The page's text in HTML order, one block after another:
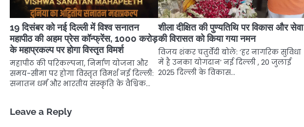
19 दिसंबर को नई दिल्ली में विश्व सनातन
महापीठ की अहम प्रेस कॉन्फ्रेंस, 1000 करोड़
के महाप्रकल्प पर होगा विस्तृत विमर्श
महापीठ की परिकल्पना, निर्माण योजना और
समय-सीमा पर होगा विस्तृत विमर्श नई दिल्ली:
सनातन धर्म और भारतीय संस्कृति के वैश्विक…
शीला दीक्षित की पुण्यतिथि पर विकास और सेवा
की विरासत को किया गया नमन
विजय शंकर चतुर्वेदी बोले: ‘हर नागरिक सुविधा
में है उनका योगदान’ नई दिल्ली , 20 जुलाई
2025 दिल्ली के विकास…
Leave a Reply